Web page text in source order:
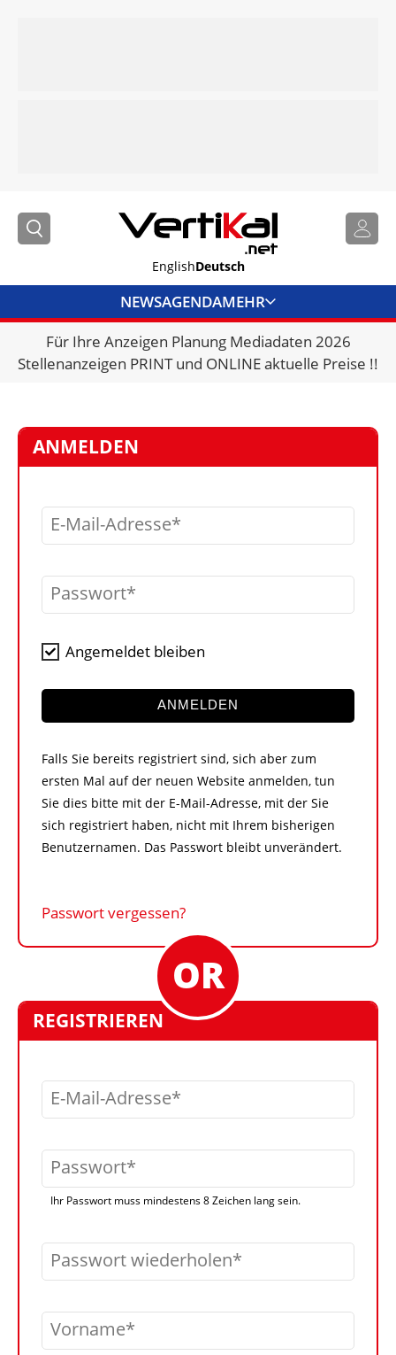
EnglishDeutsch
NEWSAGENDAMEHR
BRANCHENLINKS
VERMIETER
VIDEOS
BIBLIOTHEK
KRAN & BÜHNE
KONTAKT
Für Ihre Anzeigen Planung Mediadaten 2026
Stellenanzeigen PRINT und ONLINE aktuelle Preise !!
ANMELDEN
E-Mail-Adresse
Passwort
Angemeldet bleiben
ANMELDEN
Falls Sie bereits registriert sind, sich aber zum
ersten Mal auf der neuen Website anmelden, tun
Sie dies bitte mit der E-Mail-Adresse, mit der Sie
sich registriert haben, nicht mit Ihrem bisherigen
Benutzernamen. Das Passwort bleibt unverändert.
Passwort vergessen?
REGISTRIEREN
E-Mail-Adresse
Passwort
Ihr Passwort muss mindestens 8 Zeichen lang sein.
Passwort wiederholen
Vorname